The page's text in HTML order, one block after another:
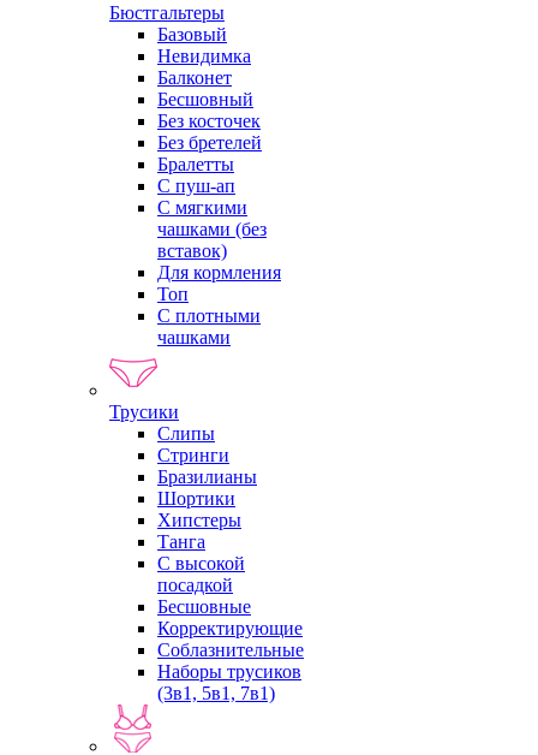
Бюстгальтеры
Базовый
Невидимка
Балконет
Бесшовный
Без косточек
Без бретелей
Бралетты
С пуш-ап
С мягкими
чашками (без
вставок)
Для кормления
Топ
С плотными
чашками
Трусики
Слипы
Стринги
Бразилианы
Шортики
Хипстеры
Танга
С высокой
посадкой
Бесшовные
Корректирующие
Соблазнительные
Наборы трусиков
(3в1, 5в1, 7в1)